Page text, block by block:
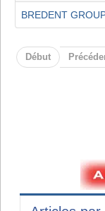
BREDENT
Début